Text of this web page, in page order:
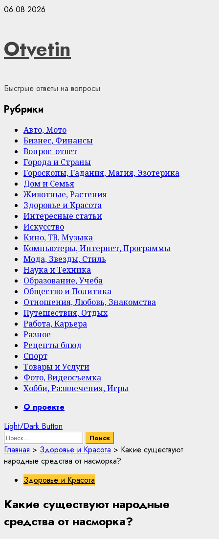
Skip
06.08.2026
Otvetin
Быстрые ответы на вопросы
Рубрики
Авто, Мото
Бизнес, Финансы
Вопрос–ответ
Города и Страны
Гороскопы, Гадания, Магия, Эзотерика
Дом и Семья
Животные, Растения
Здоровье и Красота
Интересные статьи
Искусство
Кино, ТВ, Музыка
Компьютеры, Интернет, Программы
Мода, Звезды, Стиль
Наука и Техника
Образование, Учеба
Общество и Политика
Отношения, Любовь, Знакомства
Путешествия, Отдых
Работа, Карьера
Разное
Рецепты блюд
Спорт
Товары и Услуги
Фото, Видеосъемка
Хобби, Развлечения, Игры
PrimaryО проекте
Light/Dark Button
Найти:
Главная > Здоровье и Красота > Какие существуют
народные средства от насморка?
Здоровье и Красота
Какие существуют народные
средства от насморка?